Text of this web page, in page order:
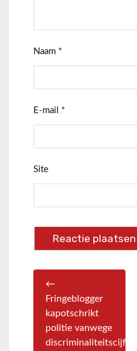
Naam *
E-mail *
Site
←
Fringeblogger
kapotschrikt
politie vanwege
discriminaliteitscijfers,